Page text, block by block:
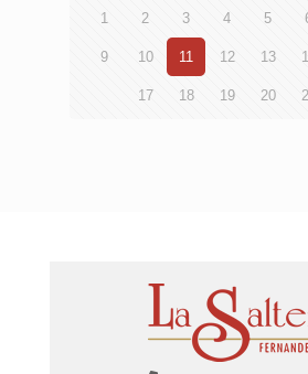
1 2 3 4 5
9 10 11 12 13
17 18 19 20